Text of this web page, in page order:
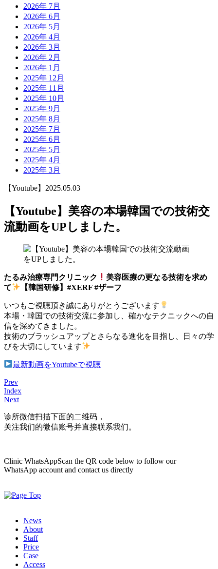
2026年 7月
2026年 6月
2026年 5月
2026年 4月
2026年 3月
2026年 2月
2026年 1月
2025年 12月
2025年 11月
2025年 10月
2025年 9月
2025年 8月
2025年 7月
2025年 6月
2025年 5月
2025年 4月
2025年 3月
【Youtube】 2025.05.03
【Youtube】美容の本場韓国での技術交
流動画をUPしました。
たるみ治療専門クリニック
美容医療の更なる技術を求め
て
【韓国研修】#XERF #ザーフ
いつもご視聴頂き誠にありがとうございます
本場・韓国での技術交流に参加し、確かなテクニックへの自
信を深めてきました。
技術のブラッシュアップとさらなる進化を目指し、日々の学
びを大切にしています
最新動画をYoutubeで視聴
Prev
Index
Next
诊所微信扫描下面的二维码，
关注我们的微信账号并直接联系我们。
Clinic WhatsAppScan the QR code below to follow our
WhatsApp account and contact us directly
News
About
Staff
Price
Case
Access